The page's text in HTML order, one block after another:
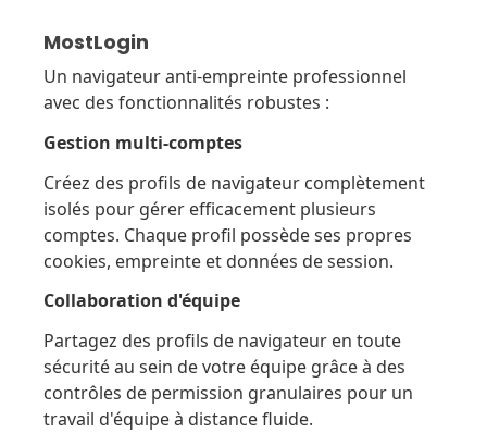
MostLogin
Un navigateur anti-empreinte professionnel
avec des fonctionnalités robustes :
Gestion multi-comptes
Créez des profils de navigateur complètement
isolés pour gérer efficacement plusieurs
comptes. Chaque profil possède ses propres
cookies, empreinte et données de session.
Collaboration d'équipe
Partagez des profils de navigateur en toute
sécurité au sein de votre équipe grâce à des
contrôles de permission granulaires pour un
travail d'équipe à distance fluide.